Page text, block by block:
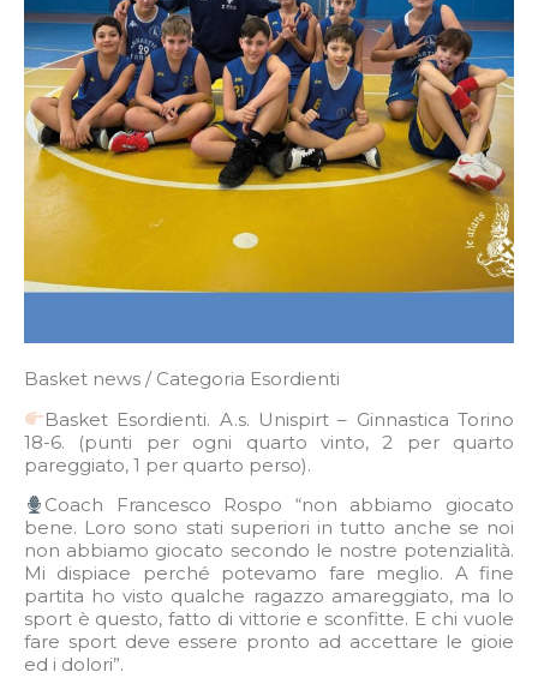
Basket news / Categoria Esordienti
Basket Esordienti. A.s. Unispirt – Ginnastica Torino
18-6. (punti per ogni quarto vinto, 2 per quarto
pareggiato, 1 per quarto perso).
Coach Francesco Rospo “non abbiamo giocato
bene. Loro sono stati superiori in tutto anche se noi
non abbiamo giocato secondo le nostre potenzialità.
Mi dispiace perché potevamo fare meglio. A fine
partita ho visto qualche ragazzo amareggiato, ma lo
sport è questo, fatto di vittorie e sconfitte. E chi vuole
fare sport deve essere pronto ad accettare le gioie
ed i dolori”.